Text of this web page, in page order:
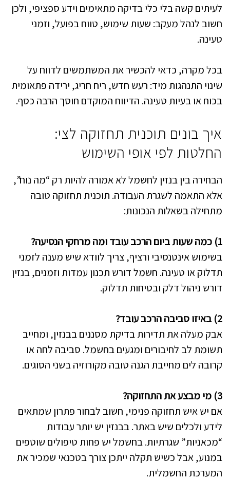
לעיתים קשה בלי כלי בדיקה מתאימים וידע ספציפי, ולכן
חשוב לנהל מעקב: שעות שימוש, טווח בפועל, וזמני
טעינה.
בכל מקרה, כדאי להכשיר את המשתמשים לדווח על
שינוי התנהגות מיד: רעש חדש, ריח חריג, ירידה פתאומית
בכוח או בעיות טעינה. הדיווח המוקדם חוסך הרבה כסף.
איך בונים תוכנית תחזוקה לצי:
החלטות לפי אופי השימוש
הבחירה בין בנזין לחשמל לא אמורה להיות רק “מה נוח”,
אלא התאמה לשגרת העבודה. תוכנית תחזוקה טובה
מתחילה בשאלות הנכונות:
1) כמה שעות ביום הרכב עובד ומה מרחקי הנסיעה?
בשימוש אינטנסיבי ורציף, צריך לוודא שיש מענה לזמני
תדלוק או טעינה. חשמל דורש תכנון עמדות וזמנים, בנזין
דורש ניהול דלק ובטיחות תדלוק.
2) באיזו סביבה הרכב עובד?
אבק מעלה את תדירות בדיקת מסננים בבנזין, ומחייב
תשומת לב לחיבורים ומגעים בחשמל. סביבה לחה או
קרובה לים מחייבת הגנה טובה מקורוזיה בשני הסוגים.
3) מי מבצע את התחזוקה?
אם יש איש תחזוקה פנימי, חשוב לבחור פתרון שמתאים
לידע ולכלים שיש באתר. בבנזין יש יותר עבודות
“מכאניות” שגרתיות. בחשמל יש פחות טיפולים שוטפים
במנוע, אבל כשיש תקלה ייתכן צורך בטכנאי שמכיר את
המערכת החשמלית.